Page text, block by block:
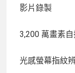
影片錄製
3,200 萬畫素
光感螢幕指紋